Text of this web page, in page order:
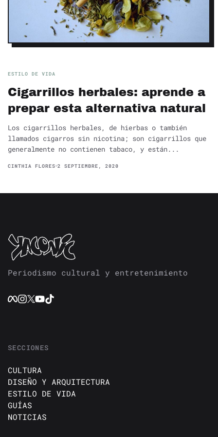
ESTILO DE VIDA
Cigarrillos herbales: aprende a
prepar esta alternativa natural
Los cigarrillos herbales, de hierbas o también
llamados cigarros sin nicotina; son cigarrillos que
generalmente no contienen tabaco, y están...
CINTHIA FLORES 2 SEPTIEMBRE, 2020
Periodismo cultural y entretenimiento
SECCIONES
CULTURA
DISEÑO Y ARQUITECTURA
ESTILO DE VIDA
GUÍAS
NOTICIAS